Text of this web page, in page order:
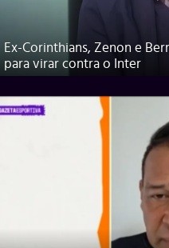
Ex-Corinthians, Zenon e
para virar contra o Inter